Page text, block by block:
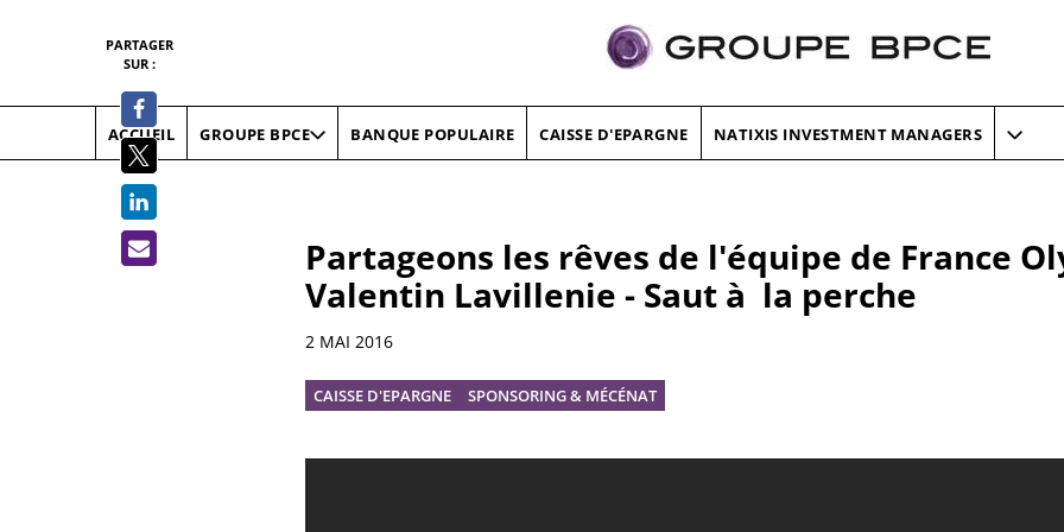
ACCUEIL GROUPE BPCE BANQUE POPULAIRE CAISSE D'EPARGNE NATIXIS INVESTMENT MANAGERS
Partageons les rêves de l'équipe de France
Valentin Lavillenie - Saut à la perche
Informations
2 MAI 2016
CAISSE D'EPARGNE SPONSORING & MÉCÉNAT
PARTAGER
SUR :